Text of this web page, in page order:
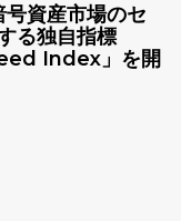
資産市場のセ
る独自指標
Index」を開